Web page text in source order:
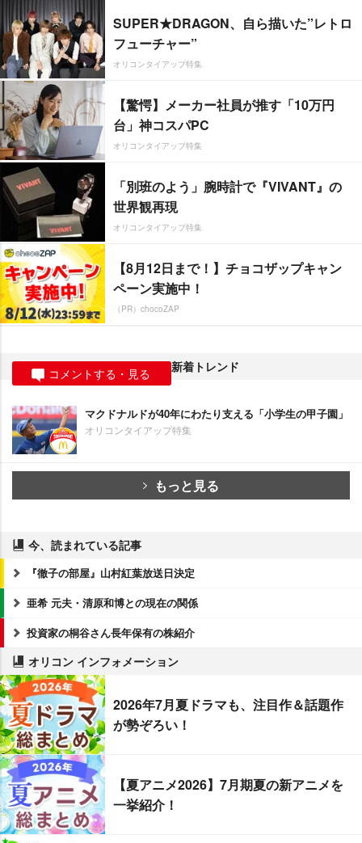
SUPER★DRAGON、自ら描いた”レトロ
フューチャー”
オリコンタイアップ特集
【驚愕】メーカー社員が推す「10万円
台」神コスパPC
オリコンタイアップ特集
「別班のよう」腕時計で『VIVANT』の
世界観再現
オリコンタイアップ特集
【8月12日まで！】チョコザップキャン
ペーン実施中！
（PR）chocoZAP
コメントする・見る 新着トレンド
マクドナルドが40年にわたり支える「小学生の甲子園」
オリコンタイアップ特集
もっと見る
今、読まれている記事
『徹子の部屋』山村紅葉放送日決定
亜希 元夫・清原和博との現在の関係
投資家の桐谷さん長年保有の株紹介
オリコン インフォメーション
2026年7月夏ドラマも、注目作＆話題作
が勢ぞろい！
【夏アニメ2026】7月期夏の新アニメを
一挙紹介！